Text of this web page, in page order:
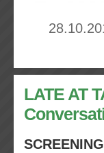
LATE AT